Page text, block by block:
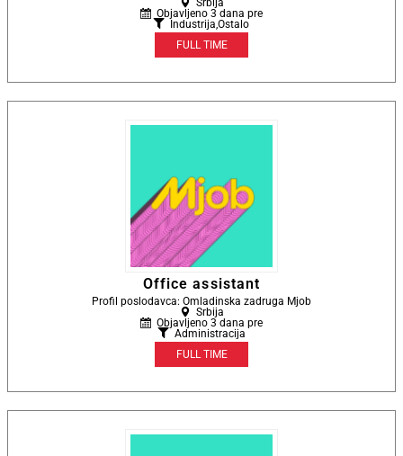
Srbija
Objavljeno 3 dana pre
Industrija,Ostalo
FULL TIME
Office assistant
Profil poslodavca: Omladinska zadruga Mjob
Srbija
Objavljeno 3 dana pre
Administracija
FULL TIME